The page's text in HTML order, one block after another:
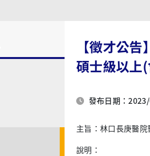
【徵才公
碩士級以上
發布日期：
主旨：林口長庚醫
說明：